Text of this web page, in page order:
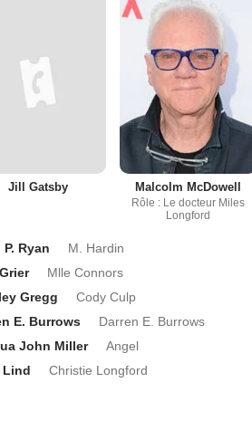
Jill Gatsby Malcolm McDowell
Rôle : Le docteur Miles
Longford
Ryan
M. Hardin
Mlle Connors
Gregg
Cody Culp
E. Burrows
Darren E. Burrows
John Miller
Angel
Lind
Christie Longford